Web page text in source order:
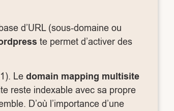
d’URL (sous-domaine ou
te permet d’activer des
Le domain mapping multisite
reste indexable avec sa propre
D’où l’importance d’une